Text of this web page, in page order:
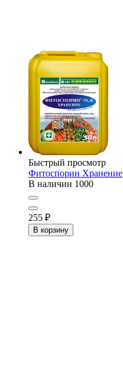
Быстрый просмотр
Фитоспорин Хранение
В наличии 1000
255 ₽
В корзину